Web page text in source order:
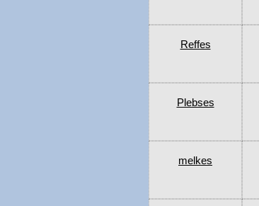
Reffes
Plebses
melkes